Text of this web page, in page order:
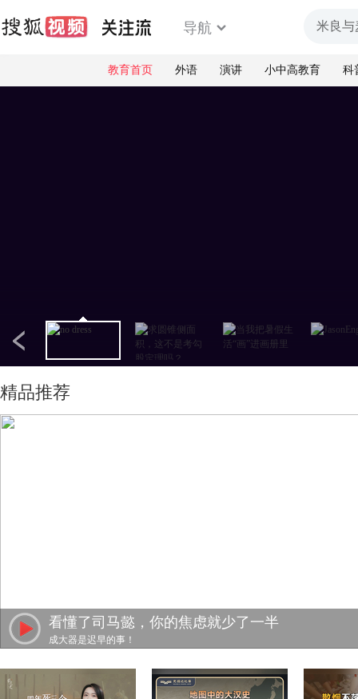
导航
教育首页 外语 演讲 小中高教育 科
精品推荐
看懂了司马懿，你的焦虑就少了一半
成大器是迟早的事！